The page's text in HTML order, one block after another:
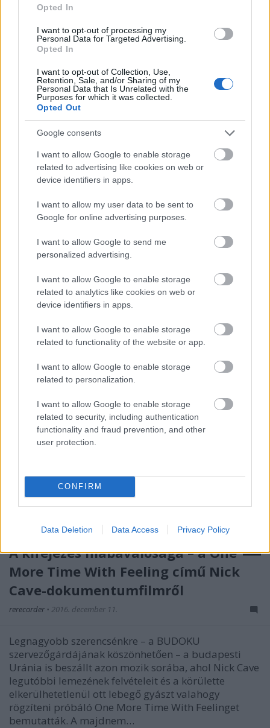
Opted In
I want to opt-out of processing my
Personal Data for Targeted Advertising.
Opted In
I want to opt-out of Collection, Use,
Retention, Sale, and/or Sharing of my
Personal Data that Is Unrelated with the
Purposes for which it was collected.
Opted Out
Google consents
I want to allow Google to enable storage
related to advertising like cookies on web or
device identifiers in apps.
I want to allow my user data to be sent to
Google for online advertising purposes.
I want to allow Google to send me
personalized advertising.
I want to allow Google to enable storage
related to analytics like cookies on web or
device identifiers in apps.
I want to allow Google to enable storage
related to functionality of the website or app.
I want to allow Google to enable storage
related to personalization.
I want to allow Google to enable storage
related to security, including authentication
functionality and fraud prevention, and other
user protection.
CONFIRM
Data Deletion Data Access Privacy Policy
Nyerj páros jegyet a pénteki Hecho
vetítésére az Urániába!
A BUDOKU csapata által szervezett vetítésen
egyszeri alkalommal látható Magyarországon egy
kiváló dokumentumfilm Mexikó zenei életéről.
A Hecho en Mexico április 20-án, pénteken este
most páros jegyet nyerhet rá.
A kifejezés hiábavalósága – a One
More Time With Feeling című Nick
Cave-dokumentumfilmről
rerecorder • 2016. december 11.
Legnagyobb szerencsénkre – a BUDOKU
szervezőgárdájának köszönhetően – a budapesti
Uránia is beszállt azon mozik sorába, ahol Nick Cave
legutóbbi lemezének felvételeit és a körülette
elkerülhetetlenül ott lebegő gyászt valahogy
rögzíteni próbáló One More Time With Feelinget
bemutatták. A majdnem…